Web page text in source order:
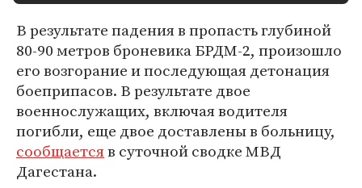
В результате падения в пропасть глубиной
80-90 метров броневика БРДМ-2, произошло
его возгорание и последующая детонация
боеприпасов. В результате двое
военнослужащих, включая водителя
погибли, еще двое доставлены в больницу,
сообщаетсяв суточной сводке МВД
Дагестана.